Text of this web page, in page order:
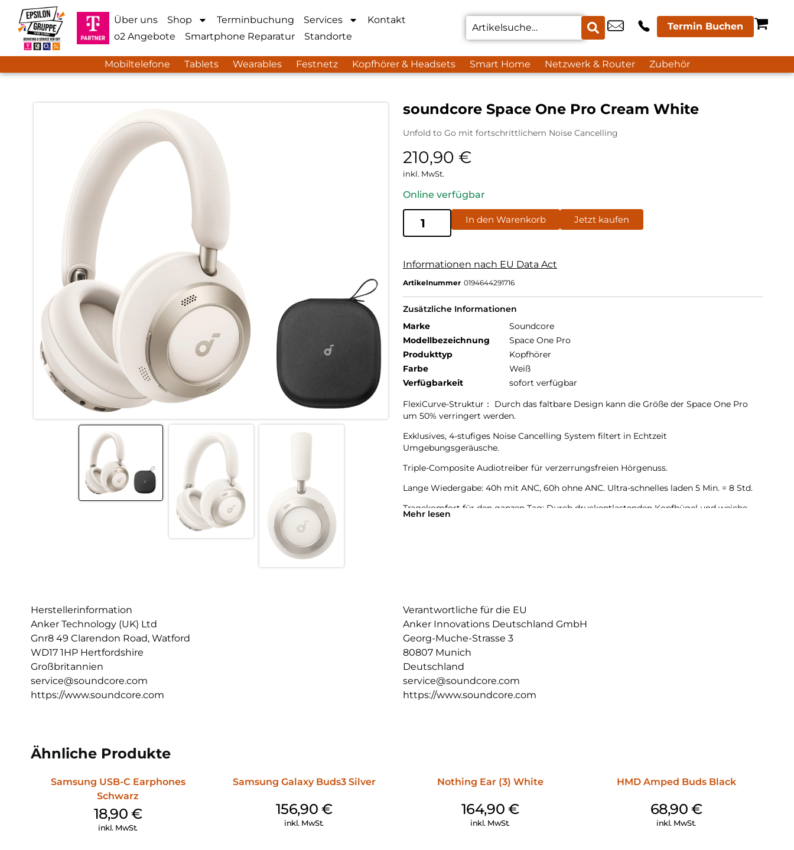
Über uns Shop Terminbuchung Services
Kontakt
o2 Angebote
Smartphone Reparatur Standorte
Termin Buchen
Mobiltelefone Tablets Wearables Festnetz Kopfhörer & Headsets Smart Home Netzwerk & Router Zubehör
soundcore Space One Pro Cream White
Unfold to Go mit fortschrittlichem Noise Cancelling
210,90 €
inkl. MwSt.
Online verfügbar
In den Warenkorb Jetzt kaufen
Informationen nach EU Data Act
Artikelnummer 0194644291716
Zusätzliche Informationen
Marke
Soundcore
Modellbezeichnung
Space One Pro
Produkttyp
Kopfhörer
Farbe
Weiß
Verfügbarkeit
sofort verfügbar
FlexiCurve-Struktur： Durch das faltbare Design kann die Größe der Space One Pro
um 50% verringert werden.
Exklusives, 4-stufiges Noise Cancelling System filtert in Echtzeit
Umgebungsgeräusche.
Triple-Composite Audiotreiber für verzerrungsfreien Hörgenuss.
Lange Wiedergabe: 40h mit ANC, 60h ohne ANC. Ultra-schnelles laden 5 Min. = 8 Std.
Tragekomfort für den ganzen Tag: Durch druckentlastenden Kopfbügel und weiche
Ohrmuscheln genießt du deine Musik länger.
Mehr lesen
Herstellerinformation
Anker Technology (UK) Ltd
Gnr8 49 Clarendon Road, Watford
WD17 1HP Hertfordshire
Großbritannien
service@soundcore.com
https://www.soundcore.com
Verantwortliche für die EU
Anker Innovations Deutschland GmbH
Georg-Muche-Strasse 3
80807 Munich
Deutschland
service@soundcore.com
https://www.soundcore.com
Ähnliche Produkte
Samsung USB-C Earphones
Schwarz
18,90 €
inkl. MwSt.
Samsung Galaxy Buds3 Silver
156,90 €
inkl. MwSt.
Nothing Ear (3) White
164,90 €
inkl. MwSt.
HMD Amped Buds Black
68,90 €
inkl. MwSt.